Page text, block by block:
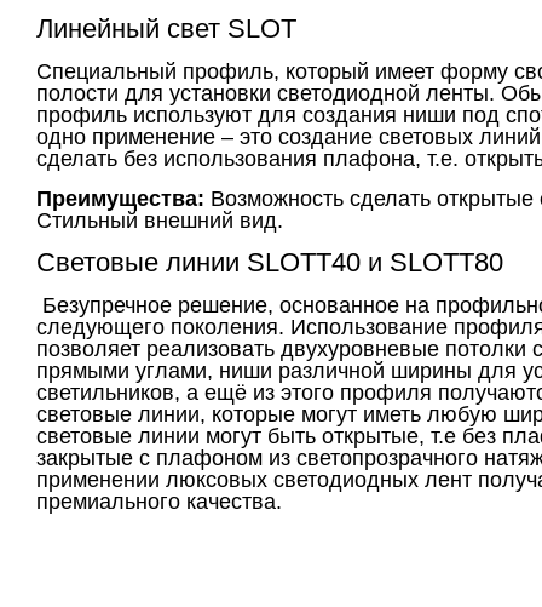
Линейный свет SLOT
Специальный профиль, который имеет форму
полости для установки светодиодной ленты.
профиль используют для создания ниши под
одно применение – это создание световых
сделать без использования плафона, т.е.
Преимущества: Возможность сделать
Стильный внешний вид.
Световые линии SLOTT40 и SLOTT80
Безупречное решение, основанное на
следующего поколения. Использование
позволяет реализовать двухуровневые потолки
прямыми углами, ниши различной ширины для
светильников, а ещё из этого профиля
световые линии, которые могут иметь любую
световые линии могут быть открытые, т.е без
закрытые с плафоном из светопрозрачного
применении люксовых светодиодных лент
премиального качества.